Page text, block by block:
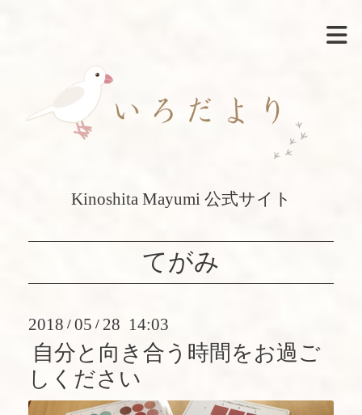
Kinoshita Mayumi 公式サイト
てがみ
2018 / 05 / 28 14:03
自分と向き合う時間をお過ご
しください